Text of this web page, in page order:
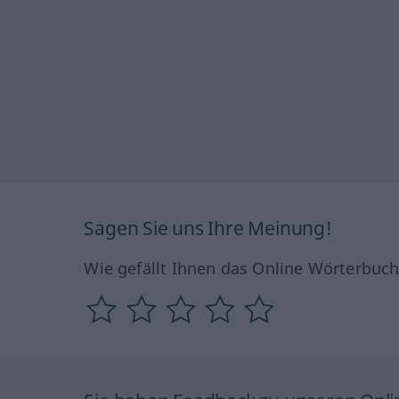
Sagen Sie uns Ihre Meinung!
Wie gefällt Ihnen das Online